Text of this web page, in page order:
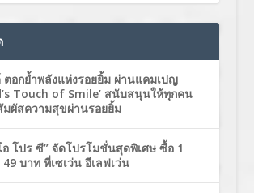
อกย้ำพลังแห่งรอยยิ้ม ผ่านแคมเปญ
Touch of Smile’ สนับสนุนให้ทุกคน
มผัสความสุขผ่านรอยยิ้ม
โปร ซี” จัดโปรโมชั่นสุดพิเศษ ซื้อ 1
49 บาท ที่เซเว่น อีเลฟเว่น